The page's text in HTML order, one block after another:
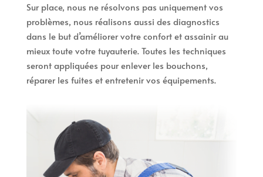
Sur place, nous ne résolvons pas uniquement vos
problèmes, nous réalisons aussi des diagnostics
dans le but d’améliorer votre confort et assainir au
mieux toute votre tuyauterie. Toutes les techniques
seront appliquées pour enlever les bouchons,
réparer les fuites et entretenir vos équipements.